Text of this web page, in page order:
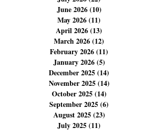
Archives
August 2026 (8)
July 2026 (22)22 posts
June 2026(10)10 posts
May 2026(11)11 posts
April 2026(13)13 posts
March 2026(12)12 posts
February 2026 (11)11 posts
January 2026 (5)5 posts
December 2025(14)
November 2025(14)
October 2025 (14)